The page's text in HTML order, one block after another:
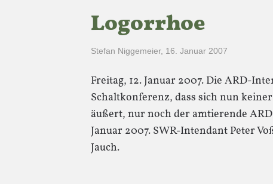
Logorrhoe
Stefan Niggemeier, 16. Januar 2007
Freitag, 12. Januar 2007. Die ARD-
Schaltkonferenz, dass sich nun
äußert, nur noch der amtierende
Januar 2007. SWR-Intendant Peter
Jauch.